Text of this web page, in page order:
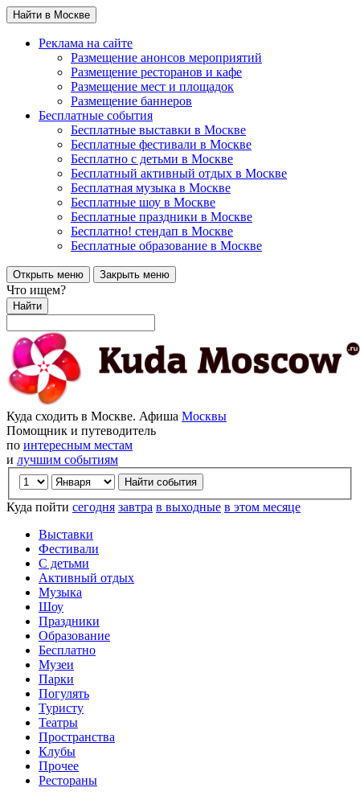
Найти в Москве
Реклама на сайте
Размещение анонсов мероприятий
Размещение ресторанов и кафе
Размещение мест и площадок
Размещение баннеров
Бесплатные события
Бесплатные выставки в Москве
Бесплатные фестивали в Москве
Бесплатно с детьми в Москве
Бесплатный активный отдых в Москве
Бесплатная музыка в Москве
Бесплатные шоу в Москве
Бесплатные праздники в Москве
Бесплатно! стендап в Москве
Бесплатные образование в Москве
Открыть меню Закрыть меню
Что ищем?
Найти
Куда сходить в Москве. Афиша Москвы
Помощник и путеводитель
по интересным местам
и лучшим событиям
Куда пойти сегодня завтра в выходные в этом месяце
Выставки
Фестивали
С детьми
Активный отдых
Музыка
Шоу
Праздники
Образование
Бесплатно
Музеи
Парки
Погулять
Туристу
Театры
Пространства
Клубы
Прочее
Рестораны